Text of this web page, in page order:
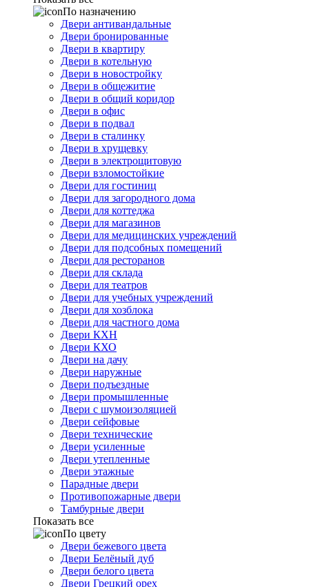
По назначению
Двери антивандальные
Двери бронированные
Двери в квартиру
Двери в котельную
Двери в новостройку
Двери в общежитие
Двери в общий коридор
Двери в офис
Двери в подвал
Двери в сталинку
Двери в хрущевку
Двери в электрощитовую
Двери взломостойкие
Двери для гостиниц
Двери для загородного дома
Двери для коттеджа
Двери для магазинов
Двери для медицинских учреждений
Двери для подсобных помещений
Двери для ресторанов
Двери для склада
Двери для театров
Двери для учебных учреждений
Двери для хозблока
Двери для частного дома
Двери КХН
Двери КХО
Двери на дачу
Двери наружные
Двери подъездные
Двери промышленные
Двери с шумоизоляцией
Двери сейфовые
Двери технические
Двери усиленные
Двери утепленные
Двери этажные
Парадные двери
Противопожарные двери
Тамбурные двери
Показать все
По цвету
Двери бежевого цвета
Двери Белёный дуб
Двери белого цвета
Двери Грецкий орех